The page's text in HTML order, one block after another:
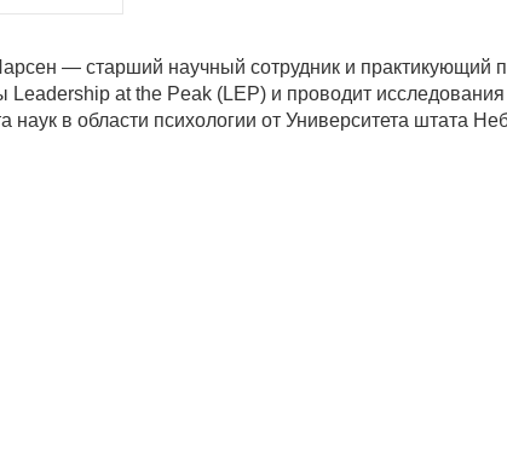
— старший научный сотрудник и практикующий
Leadership at the Peak (LEP) и проводит
наук в области психологии от Университета штата